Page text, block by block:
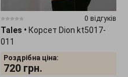
0 відгуків
Tales • Корсет Dion kt5017-
011
Роздрібна ціна:
720 грн.